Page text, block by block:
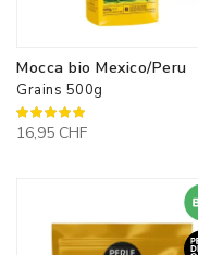
Mocca bio Mexico/Peru
Grains 500g
100%
16,95 CHF